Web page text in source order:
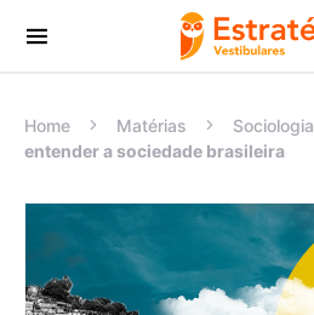
Procurar:
Home Matérias Sociologia
entender a sociedade brasileira